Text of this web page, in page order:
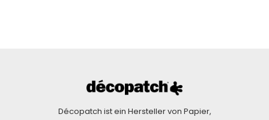
Décopatch ist ein Hersteller von Papier,